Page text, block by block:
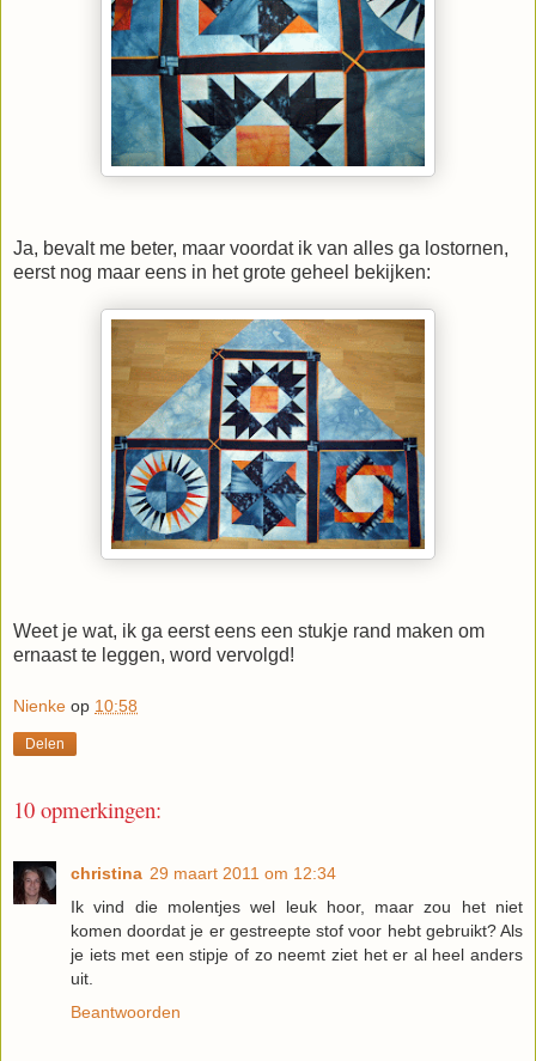
Ja, bevalt me beter, maar voordat ik van alles ga lostornen,
eerst nog maar eens in het grote geheel bekijken:
Weet je wat, ik ga eerst eens een stukje rand maken om
ernaast te leggen, word vervolgd!
Nienke op 10:58
Delen
10 opmerkingen:
christina 29 maart 2011 om 12:34
Ik vind die molentjes wel leuk hoor, maar zou het niet
komen doordat je er gestreepte stof voor hebt gebruikt? Als
je iets met een stipje of zo neemt ziet het er al heel anders
uit.
Beantwoorden